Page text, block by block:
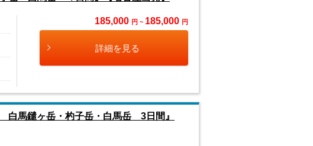
185,000 円 ~ 185,000 円
詳細を見る
白馬鑓ヶ岳・杓子岳・白馬岳 3日間』